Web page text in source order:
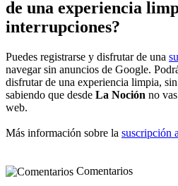
de una experiencia
interrupciones?
Puedes registrarse y disfrutar de una
navegar sin anuncios de Google.
disfrutar de una experiencia limpia,
sabiendo que desde La Noción no
web.
Más información sobre la suscripción
Comentarios